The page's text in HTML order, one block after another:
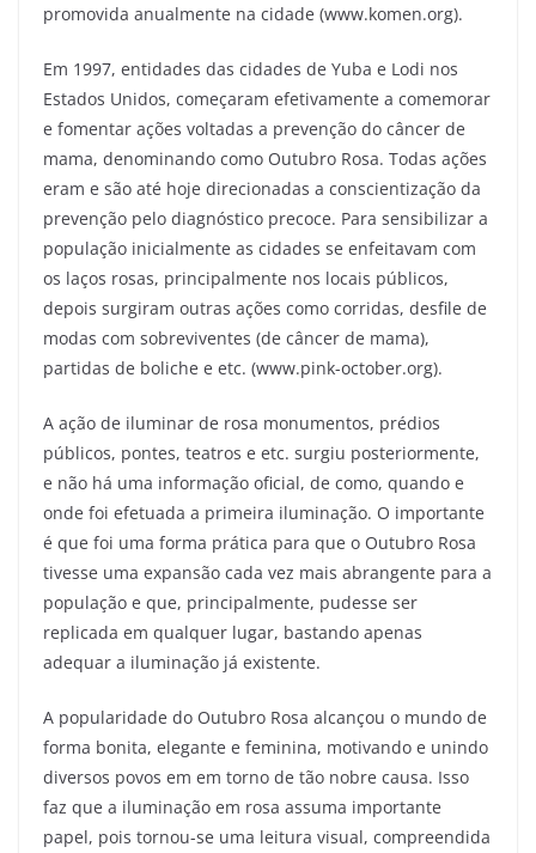
promovida anualmente na cidade (www.komen.org).
Em 1997, entidades das cidades de Yuba e Lodi nos
Estados Unidos, começaram efetivamente a comemorar
e fomentar ações voltadas a prevenção do câncer de
mama, denominando como Outubro Rosa. Todas ações
eram e são até hoje direcionadas a conscientização da
prevenção pelo diagnóstico precoce. Para sensibilizar a
população inicialmente as cidades se enfeitavam com
os laços rosas, principalmente nos locais públicos,
depois surgiram outras ações como corridas, desfile de
modas com sobreviventes (de câncer de mama),
partidas de boliche e etc. (www.pink-october.org).
A ação de iluminar de rosa monumentos, prédios
públicos, pontes, teatros e etc. surgiu posteriormente,
e não há uma informação oficial, de como, quando e
onde foi efetuada a primeira iluminação. O importante
é que foi uma forma prática para que o Outubro Rosa
tivesse uma expansão cada vez mais abrangente para a
população e que, principalmente, pudesse ser
replicada em qualquer lugar, bastando apenas
adequar a iluminação já existente.
A popularidade do Outubro Rosa alcançou o mundo de
forma bonita, elegante e feminina, motivando e unindo
diversos povos em em torno de tão nobre causa. Isso
faz que a iluminação em rosa assuma importante
papel, pois tornou-se uma leitura visual, compreendida